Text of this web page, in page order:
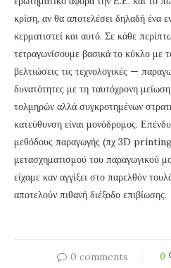
κρίση, αν θα αποτελέσει δηλαδή ένα
κερματιστεί και αυτό. Σε κάθε
τετραγωνίσουμε βασικά το κύκλο με
βελτιώσεις τις τεχνολογικές —
δυνατότητες με τη ταυτόχρονη
τολμηρών αλλά συγκροτημένων
κατεύθυνση είναι μονόδρομος.
μεθόδους παραγωγής (πχ 3D printing
μετασχηματισμού του παραγωγικού
είχαμε καν αγγίξει στο παρελθόν
αποτελούν πιθανή διέξοδο επιβίωσης.
0 comments 0